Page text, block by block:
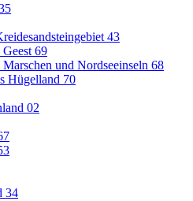
43
69
und Nordseeinseln 68
Hügelland 70
02
34